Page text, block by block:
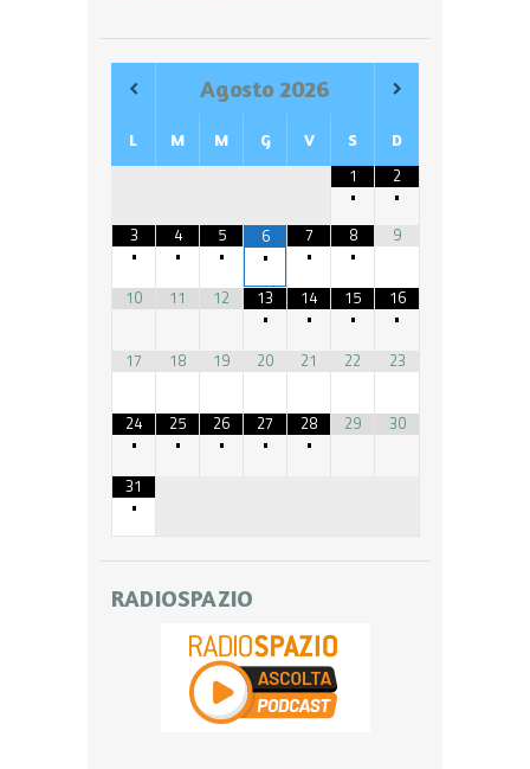
Agosto 2026
L M M G V S D
1
•
2
•
3
•
4
•
5
•
6
•
7
•
8
•
9
10 11 12
13
•
14
•
15
•
16
•
17
18 19 20 21 22 23
24
•
25
•
26
•
27
•
28
•
29 30
31
•
RADIOSPAZIO